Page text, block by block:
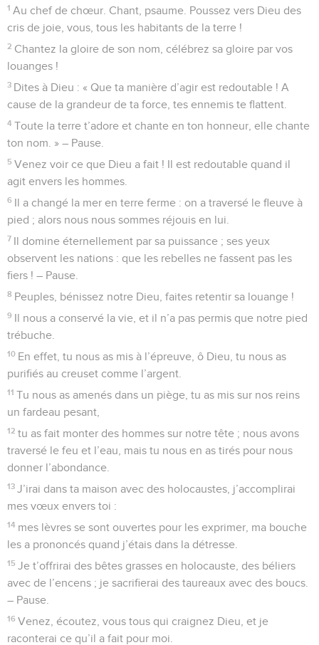
1 Au chef de chœur. Chant, psaume. Poussez vers Dieu des
cris de joie, vous, tous les habitants de la terre !
2 Chantez la gloire de son nom, célébrez sa gloire par vos
louanges !
3 Dites à Dieu : « Que ta manière d’agir est redoutable ! A
cause de la grandeur de ta force, tes ennemis te flattent.
4 Toute la terre t’adore et chante en ton honneur, elle chante
ton nom. » – Pause.
5 Venez voir ce que Dieu a fait ! Il est redoutable quand il
agit envers les hommes.
6 Il a changé la mer en terre ferme : on a traversé le fleuve à
pied ; alors nous nous sommes réjouis en lui.
7 Il domine éternellement par sa puissance ; ses yeux
observent les nations : que les rebelles ne fassent pas les
fiers ! – Pause.
8 Peuples, bénissez notre Dieu, faites retentir sa louange !
9 Il nous a conservé la vie, et il n’a pas permis que notre pied
trébuche.
10 En effet, tu nous as mis à l’épreuve, ô Dieu, tu nous as
purifiés au creuset comme l’argent.
11 Tu nous as amenés dans un piège, tu as mis sur nos reins
un fardeau pesant,
12 tu as fait monter des hommes sur notre tête ; nous avons
traversé le feu et l’eau, mais tu nous en as tirés pour nous
donner l’abondance.
13 J’irai dans ta maison avec des holocaustes, j’accomplirai
mes vœux envers toi :
14 mes lèvres se sont ouvertes pour les exprimer, ma bouche
les a prononcés quand j’étais dans la détresse.
15 Je t’offrirai des bêtes grasses en holocauste, des béliers
avec de l’encens ; je sacrifierai des taureaux avec des boucs.
– Pause.
16 Venez, écoutez, vous tous qui craignez Dieu, et je
raconterai ce qu’il a fait pour moi.